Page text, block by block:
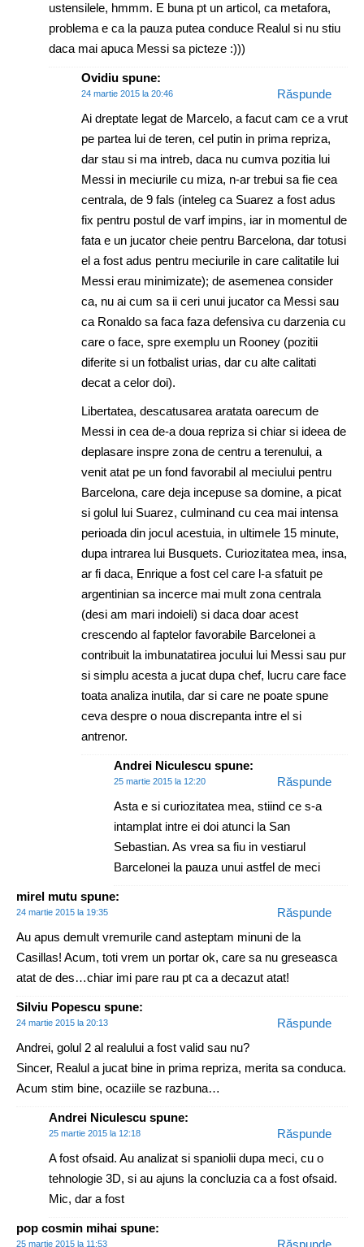
ustensilele, hmmm. E buna pt un articol, ca metafora,
problema e ca la pauza putea conduce Realul si nu stiu
daca mai apuca Messi sa picteze :)))
Ovidiu spune:
24 martie 2015 la 20:46
Ai dreptate legat de Marcelo, a facut cam ce a vrut
pe partea lui de teren, cel putin in prima repriza,
dar stau si ma intreb, daca nu cumva pozitia lui
Messi in meciurile cu miza, n-ar trebui sa fie cea
centrala, de 9 fals (inteleg ca Suarez a fost adus
fix pentru postul de varf impins, iar in momentul de
fata e un jucator cheie pentru Barcelona, dar totusi
el a fost adus pentru meciurile in care calitatile lui
Messi erau minimizate); de asemenea consider
ca, nu ai cum sa ii ceri unui jucator ca Messi sau
ca Ronaldo sa faca faza defensiva cu darzenia cu
care o face, spre exemplu un Rooney (pozitii
diferite si un fotbalist urias, dar cu alte calitati
decat a celor doi).
Libertatea, descatusarea aratata oarecum de
Messi in cea de-a doua repriza si chiar si ideea de
deplasare inspre zona de centru a terenului, a
venit atat pe un fond favorabil al meciului pentru
Barcelona, care deja incepuse sa domine, a picat
si golul lui Suarez, culminand cu cea mai intensa
perioada din jocul acestuia, in ultimele 15 minute,
dupa intrarea lui Busquets. Curiozitatea mea, insa,
ar fi daca, Enrique a fost cel care l-a sfatuit pe
argentinian sa incerce mai mult zona centrala
(desi am mari indoieli) si daca doar acest
crescendo al faptelor favorabile Barcelonei a
contribuit la imbunatatirea jocului lui Messi sau pur
si simplu acesta a jucat dupa chef, lucru care face
toata analiza inutila, dar si care ne poate spune
ceva despre o noua discrepanta intre el si
antrenor.
Răspunde
Andrei Niculescu spune:
25 martie 2015 la 12:20
Asta e si curiozitatea mea, stiind ce s-a
intamplat intre ei doi atunci la San
Sebastian. As vrea sa fiu in vestiarul
Barcelonei la pauza unui astfel de meci
Răspunde
mirel mutu spune:
24 martie 2015 la 19:35
Au apus demult vremurile cand asteptam minuni de la
Casillas! Acum, toti vrem un portar ok, care sa nu greseasca
atat de des…chiar imi pare rau pt ca a decazut atat!
Răspunde
Silviu Popescu spune:
24 martie 2015 la 20:13
Andrei, golul 2 al realului a fost valid sau nu?
Sincer, Realul a jucat bine in prima repriza, merita sa conduca.
Acum stim bine, ocaziile se razbuna…
Răspunde
Andrei Niculescu spune:
25 martie 2015 la 12:18
A fost ofsaid. Au analizat si spaniolii dupa meci, cu o
tehnologie 3D, si au ajuns la concluzia ca a fost ofsaid.
Mic, dar a fost
Răspunde
pop cosmin mihai spune:
25 martie 2015 la 11:53